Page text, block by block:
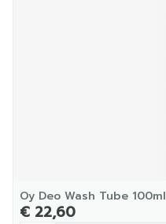
Oy Deo Wash Tube 100ml
€ 22,60